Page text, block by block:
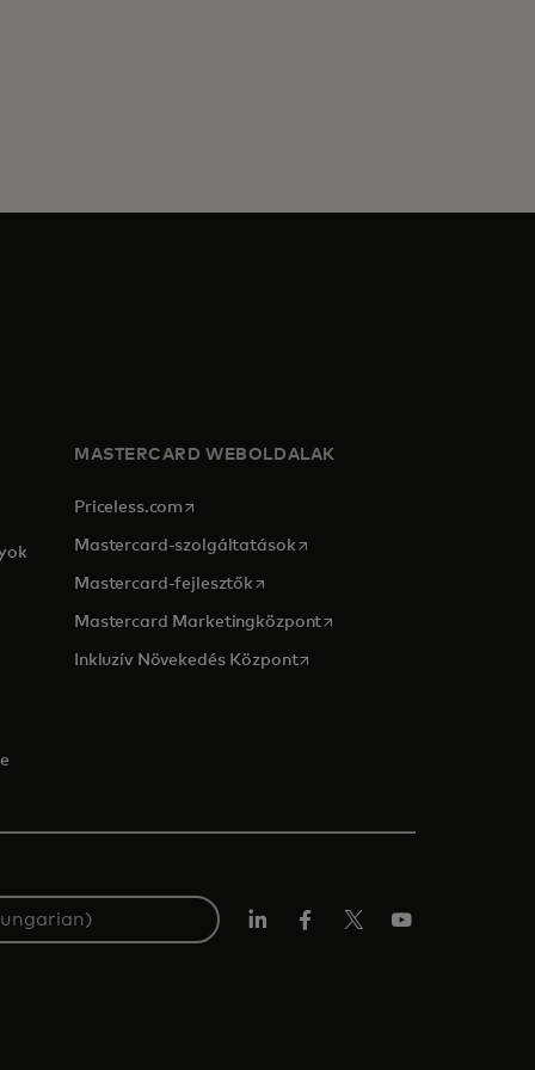
MASTERCARD WEBOLDALAK
Priceless.com opens in a new tab
Mastercard-szolgáltatásokopens in a new tab
Mastercard-fejlesztők opens in a new tab
Mastercard Marketingközpontopens in a new tab
Inkluzív Növekedés Központopens in a new tab